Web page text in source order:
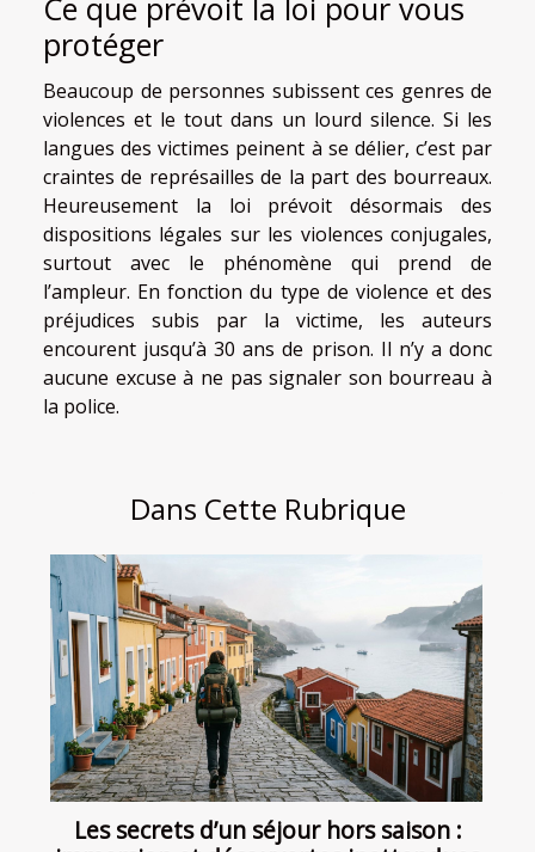
Ce que prévoit la loi pour vous
protéger
Beaucoup de personnes subissent ces genres de
violences et le tout dans un lourd silence. Si les
langues des victimes peinent à se délier, c’est par
craintes de représailles de la part des bourreaux.
Heureusement la loi prévoit désormais des
dispositions légales sur les violences conjugales,
surtout avec le phénomène qui prend de
l’ampleur. En fonction du type de violence et des
préjudices subis par la victime, les auteurs
encourent jusqu’à 30 ans de prison. Il n’y a donc
aucune excuse à ne pas signaler son bourreau à
la police.
Dans Cette Rubrique
Les secrets d’un séjour hors saison :